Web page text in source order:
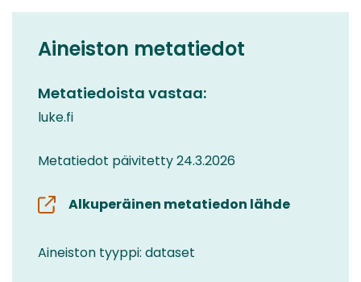
Aineiston metatiedot
Metatiedoista vastaa:
luke.fi
Metatiedot päivitetty 24.3.2026
Alkuperäinen metatiedon lähde
Aineiston tyyppi: dataset